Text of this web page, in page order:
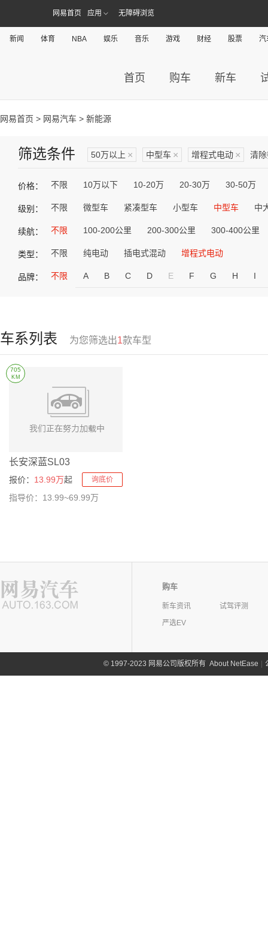
网易首页 应用 无障碍浏览
新闻 体育 NBA 娱乐 音乐 游戏 财经 股票 汽
首页 购车 新车
网易首页 > 网易汽车 > 新能源
筛选条件 50万以上 × 中型车 × 增程式电动 × 清
价格： 不限 10万以下 10-20万 20-30万 30-50万
级别： 不限 微型车 紧凑型车 小型车 中型车 中
续航： 不限 100-200公里 200-300公里 300-400公里
类型： 不限 纯电动 插电式混动 增程式电动
品牌： 不限 A B C D E F G H I
车系列表 为您筛选出1款车型
长安深蓝SL03
报价： 13.99万起 询底价
指导价：13.99~69.99万
705
KM
购车
新车资讯
试驾评测
严选EV
©1997-2023 网易公司版权所有 About NetEase